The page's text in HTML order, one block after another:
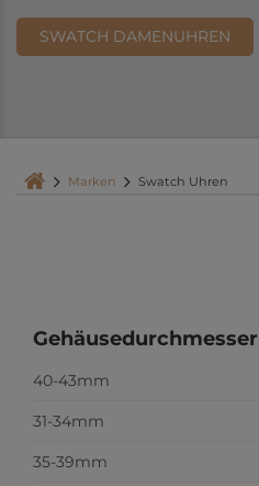
SWATCH DAMENUHREN
Marken Swatch Uhren
Gehäusedurchmesser
40-43mm
31-34mm
35-39mm